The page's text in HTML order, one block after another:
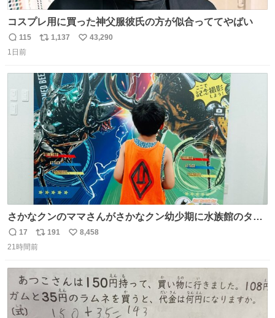
コスプレ用に買った神父服彼氏の方が似合っててやばい
返
信
115
リ
ト
数
1,137
い
数
43,290
1日前
さかなクンのママさんがさかなクン幼少期に水族館のタコ
水槽の前で1時間以上粘る彼に付き合ったらしいけれど、
先日昆虫博でカブトムシを触り続ける息子に5時間付き合
返
信
17
リ
ポ
ト
191
い
数
8,458
21時間前